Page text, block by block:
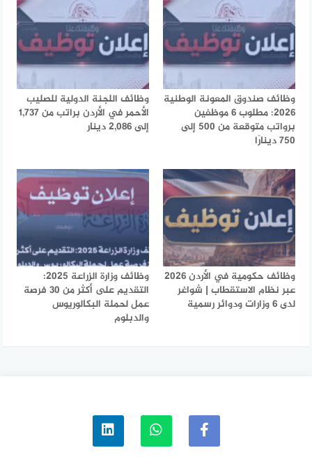
وظائف صندوق المعونة الوطنية
2026: مطلوب 6 موظفين
برواتب متوقعة من 500 إلى
750 دينارًا
وظائف اللجنة الدولية للصليب
الأحمر في الأردن براتب من 1,737
إلى 2,086 دينار
وظائف حكومية في الأردن 2026
عبر نظام الاستقطاب | شواغر
لدى 6 وزارات ودوائر رسمية
وظائف وزارة الزراعة 2025:
التقديم على أكثر من 30 فرصة
عمل لحملة البكالوريوس
والدبلوم